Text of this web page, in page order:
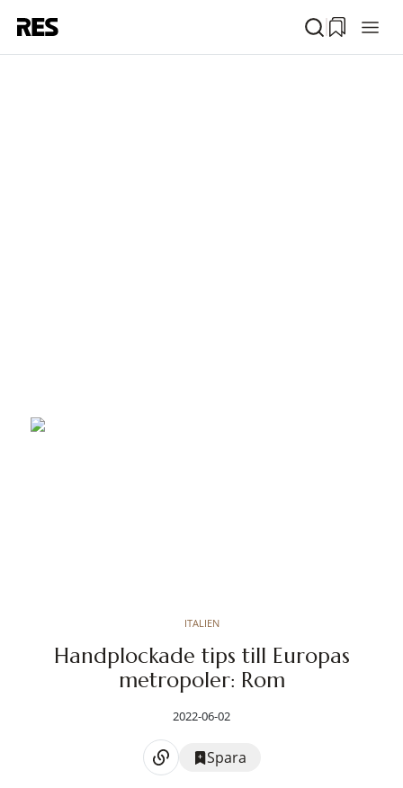
ITALIEN
Handplockade tips till Europas
metropoler: Rom
2022-06-02
Spara